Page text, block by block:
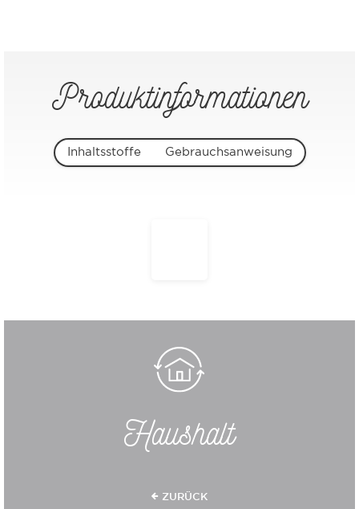
Produktinformationen
Inhaltsstoffe Gebrauchsanweisung
Haushalt
ZURÜCK